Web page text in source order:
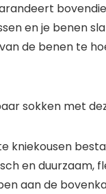
en je benen
de benen te
sokken met
kniekousen
en duurzaam,
aan de